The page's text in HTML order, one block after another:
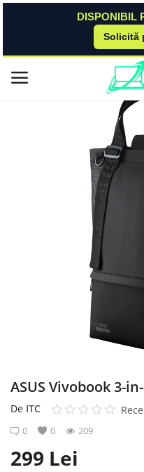
DISPONIBIL
Solicită
Meniu principal
Listă de dorințe
Accessories
ASUS Vivobook 3-
De ITC
0 0 209
299 Lei